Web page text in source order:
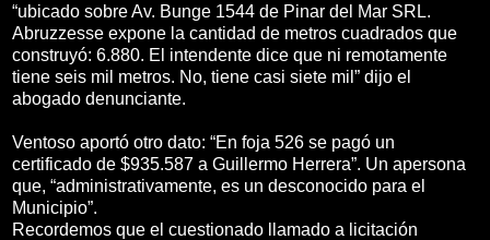
“ubicado sobre Av. Bunge 1544 de Pinar del Mar SRL.
Abruzzesse expone la cantidad de metros cuadrados que
construyó: 6.880. El intendente dice que ni remotamente
tiene seis mil metros. No, tiene casi siete mil” dijo el
abogado denunciante.
Ventoso aportó otro dato: “En foja 526 se pagó un
certificado de $935.587 a Guillermo Herrera”. Un apersona
que, “administrativamente, es un desconocido para el
Municipio”.
Recordemos que el cuestionado llamado a licitación